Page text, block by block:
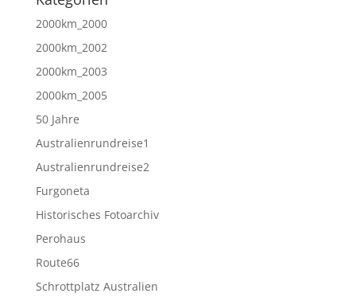
2000km_2000
2000km_2002
2000km_2003
2000km_2005
50 Jahre
Australienrundreise1
Australienrundreise2
Furgoneta
Historisches Fotoarchiv
Perohaus
Route66
Schrottplatz Australien